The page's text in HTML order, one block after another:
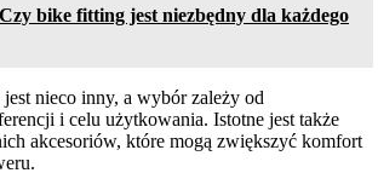
Czy bike fitting jest niezbędny dla każdego
nieco inny, a wybór zależy od
i celu użytkowania. Istotne jest także
akcesoriów, które mogą zwiększyć komfort